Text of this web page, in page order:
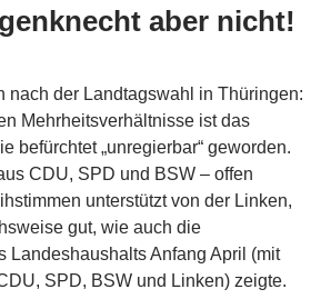
aber nicht!
nach der Landtagswahl in Thüringen:
Mehrheitsverhältnisse ist das
befürchtet „unregierbar“ geworden.
CDU, SPD und BSW – offen
unterstützt von der Linken,
gut, wie auch die
Landeshaushalts Anfang April (mit
SPD, BSW und Linken) zeigte.